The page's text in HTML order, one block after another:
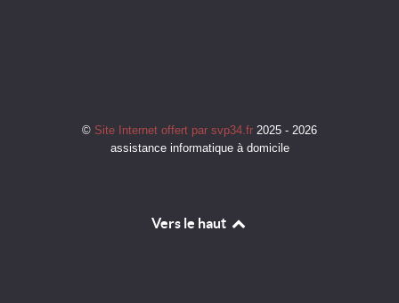
© Site Internet offert par svp34.fr 2025 - 2026
assistance informatique à domicile
Vers le haut